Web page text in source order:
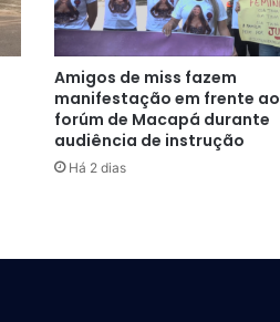
Amigos de miss fazem
manifestação em frente ao
forúm de Macapá durante
audiência de instrução
Há 2 dias